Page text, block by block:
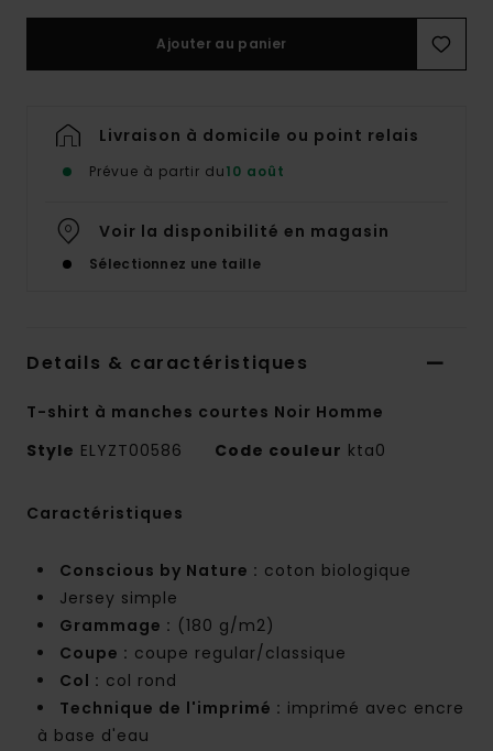
Ajouter au panier
Livraison à domicile ou point relais
Prévue à partir du10 août
Voir la disponibilité en magasin
Sélectionnez une taille
Details & caractéristiques
T-shirt à manches courtes Noir Homme
Style ELYZT00586 Code couleur kta0
Caractéristiques
Conscious by Nature : coton biologique
Jersey simple
Grammage : (180 g/m2)
Coupe : coupe regular/classique
Col : col rond
Technique de l'imprimé : imprimé avec encre
à base d'eau